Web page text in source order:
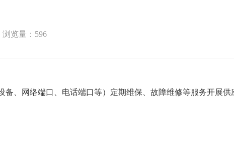
浏览量：596
、网络端口、电话端口等）定期维保、故障维修等服务开展供